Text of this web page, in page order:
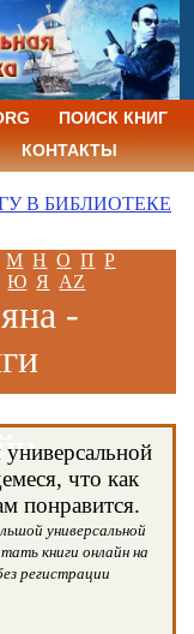
ПОИСК КНИГ
КОНТАКТЫ
В БИБЛИОТЕКЕ
М Н О П Р
Ю Я AZ
-
что как
понравится.
универсальной
книги онлайн на
регистрации